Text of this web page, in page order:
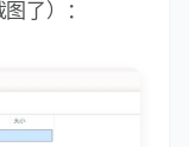
了）：